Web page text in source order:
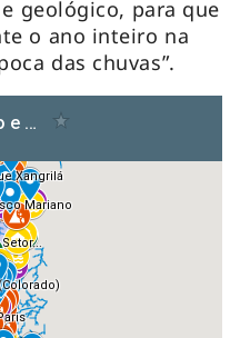
geológico, para que
o ano inteiro na
das chuvas”.